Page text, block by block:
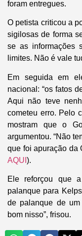
foram entregues.
O petista criticou a
sigilosas de forma
se as informações
limites. Não é vale
Em seguida em
nacional: “os fatos
Aqui não teve
cometeu erro. Pelo
mostram que o
argumentou. “Não
que foi apuração da
AQUI ).
Ele reforçou que
palanque para
de palanque de
bom nisso”, frisou.